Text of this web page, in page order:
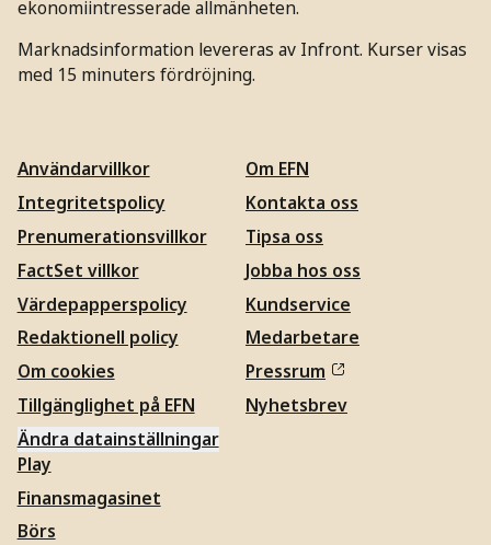
ekonomiintresserade allmänheten.
Marknadsinformation levereras av Infront. Kurser visas
med 15 minuters fördröjning.
Användarvillkor
Integritetspolicy
Prenumerationsvillkor
FactSet villkor
Värdepapperspolicy
Redaktionell policy
Om cookies
Tillgänglighet på EFN
Ändra datainställningar
Om EFN
Kontakta oss
Tipsa oss
Jobba hos oss
Kundservice
Medarbetare
Pressrum
Nyhetsbrev
Play
Finansmagasinet
Börs